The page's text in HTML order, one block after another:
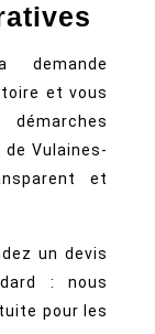
demande
et vous
Vulaines-
et
un devis
: nous
pour les